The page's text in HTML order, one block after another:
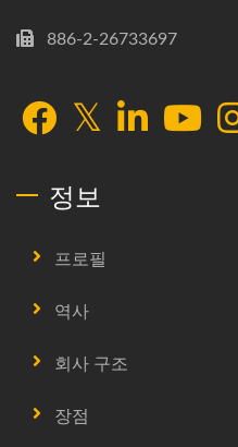
886-2-26733697
정보
프로필
역사
회사 구조
장점